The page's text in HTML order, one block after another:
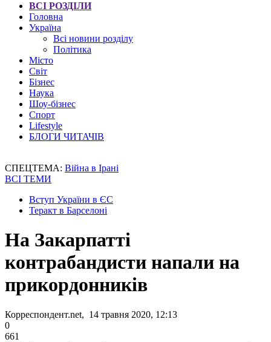
ВСІ РОЗДІЛИ
Головна
Україна
Всі новини розділу
Політика
Місто
Світ
Бізнес
Наука
Шоу-бізнес
Спорт
Lifestyle
БЛОГИ ЧИТАЧІВ
СПЕЦТЕМА: Війна в Ірані
ВСІ ТЕМИ
Вступ України в ЄС
Теракт в Барселоні
На Закарпатті
контрабандисти напали на
прикордонників
Корреспондент.net, 14 травня 2020, 12:13
0
661